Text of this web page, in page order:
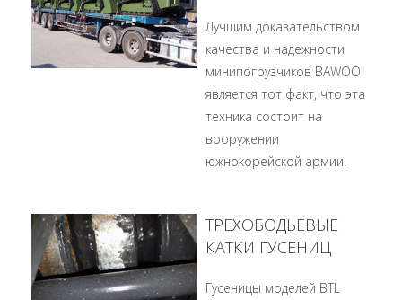
Лучшим доказательством
качества и надежности
минипогрузчиков BAWOO
является тот факт, что эта
техника состоит на
вооружении
южнокорейской армии.
ТРЕХОБОДЬЕВЫЕ
КАТКИ ГУСЕНИЦ
Гусеницы моделей BTL